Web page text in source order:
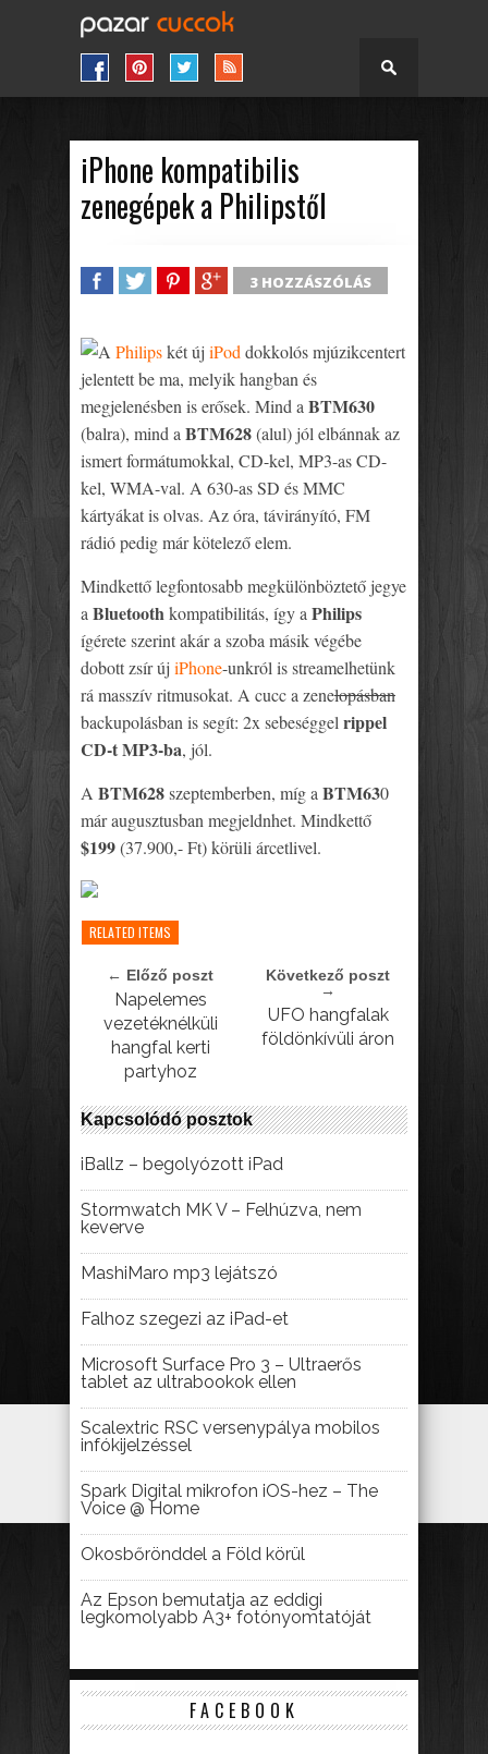
iPhone kompatibilis
zenegépek a Philipstől
3 HOZZÁSZÓLÁS
A Philipskét új iPod dokkolós mjúzikcentert
jelentett be ma, melyik hangban és
megjelenésben is erősek. Mind a BTM630
(balra), mind a BTM628(alul) jól elbánnak az
ismert formátumokkal, CD-kel, MP3-as CD-
kel, WMA-val. A 630-as SD és MMC
kártyákat is olvas. Az óra, távirányító, FM
rádió pedig már kötelező elem.
Mindkettő legfontosabb megkülönböztető jegye
a Bluetoothkompatibilitás, így a Philips
ígérete szerint akár a szoba másik végébe
dobott zsír új iPhone-unkról is streamelhetünk
rá masszív ritmusokat. A cucc a zenelopásban
backupolásban is segít: 2x sebeséggel rippel
CD-t MP3-ba, jól.
A BTM628szeptemberben, míg a BTM630
már augusztusban megjeldnhet. Mindkettő
$199(37.900,- Ft) körüli árcetlivel.
RELATED ITEMS
← Előző poszt
Napelemes
vezetéknélküli
hangfal kerti
partyhoz
Következő poszt
→
UFO hangfalak
földönkívüli áron
Kapcsolódó posztok
iBallz – begolyózott iPad
Stormwatch MK V – Felhúzva, nem
keverve
MashiMaro mp3 lejátszó
Falhoz szegezi az iPad-et
Microsoft Surface Pro 3 – Ultraerős
tablet az ultrabookok ellen
Scalextric RSC versenypálya mobilos
infókijelzéssel
Spark Digital mikrofon iOS-hez – The
Voice @ Home
Okosbőrönddel a Föld körül
Az Epson bemutatja az eddigi
legkomolyabb A3+ fotónyomtatóját
FACEBOOK